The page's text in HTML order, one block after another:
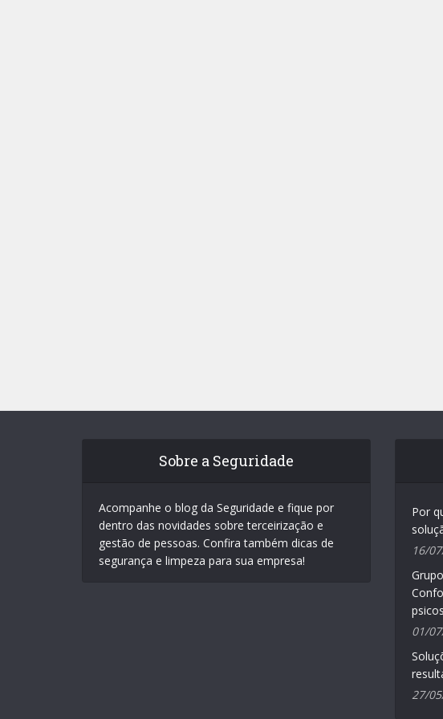
Sobre a Seguridade
Acompanhe o blog da Seguridade e fique por
dentro das novidades sobre terceirização e
gestão de pessoas. Confira também dicas de
segurança e limpeza para sua empresa!
Por
16/
01/
27/